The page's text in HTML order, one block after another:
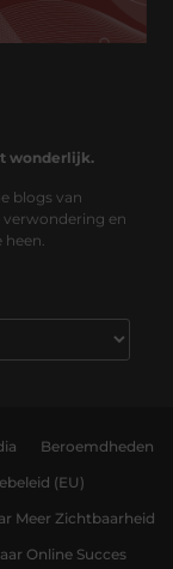
wonderlijk.
blogs van
en
Beroemdheden
(EU)
Meer Zichtbaarheid
Online Succes